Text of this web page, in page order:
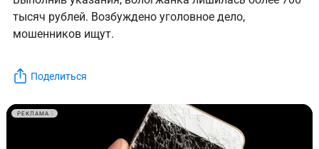
тысяч рублей. Возбуждено уголовное дело,
мошенников ищут.
Поделиться
РЕКЛАМА